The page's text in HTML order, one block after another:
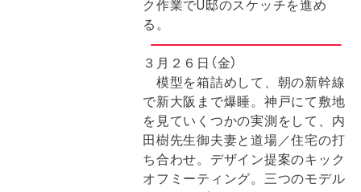
ク作業でU邸のスケッチを進め
る。
３月２６日（金）
模型を箱詰めして、朝の新幹線
で新大阪まで爆睡。神戸にて敷地
を見ていくつかの実測をして、内
田樹先生御夫妻と道場／住宅の打
ち合わせ。デザイン提案のキック
オフミーティング。三つのモデル